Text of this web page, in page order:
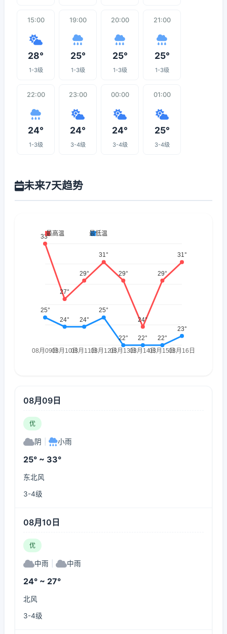
15:00
28°
1-3级
19:00
25°
1-3级
20:00
25°
1-3级
21:00
25°
1-3级
22:00
24°
1-3级
23:00
24°
3-4级
00:00
24°
3-4级
01:00
25°
3-4级
未来7天趋势
08月09日
优
阴 小雨
25° ~ 33°
东北风
3-4级
08月10日
优
中雨 中雨
24° ~ 27°
北风
3-4级